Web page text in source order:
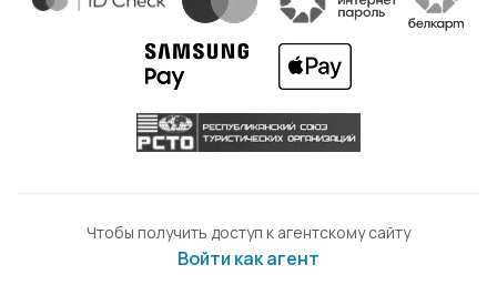
Чтобы получить доступ к агентскому сайту
Войти как агент